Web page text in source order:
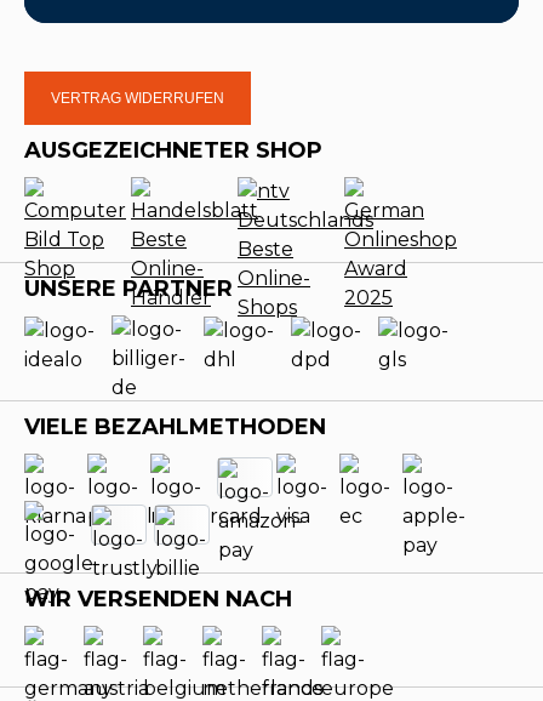
VERTRAG WIDERRUFEN
AUSGEZEICHNETER SHOP
UNSERE PARTNER
VIELE BEZAHLMETHODEN
WIR VERSENDEN NACH